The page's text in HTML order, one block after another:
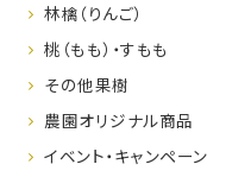
林檎（りんご）
桃（もも）・すもも
その他果樹
農園オリジナル商品
イベント・キャンペーン